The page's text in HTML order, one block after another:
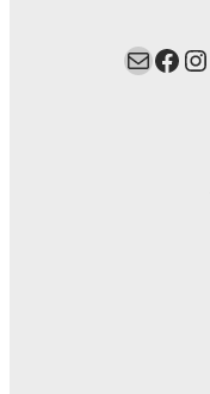
Mail Facebook Instagram